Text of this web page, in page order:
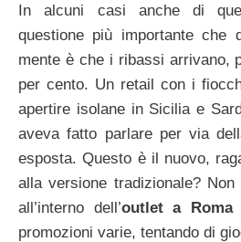
In alcuni casi anche di
questione più importante che
mente è che i ribassi arrivano,
per cento. Un retail con i
apertire isolane in Sicilia e
aveva fatto parlare per via
esposta. Questo è il nuovo,
alla versione tradizionale?
all’interno dell’outlet a Roma
promozioni varie, tentando di